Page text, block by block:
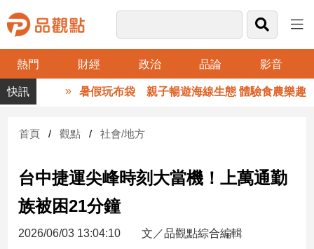
熱門 財經 政治 品論 影音
品
觀
財
台
財
新
暑假玩布袋 親子暢遊海線生態 體驗食農樂趣
首頁 觀點 社會/地方
台中捷運尖峰時刻大當機！上萬通勤
族被困21分鐘
2026/06/03 13:04:10 文／品觀點綜合編輯